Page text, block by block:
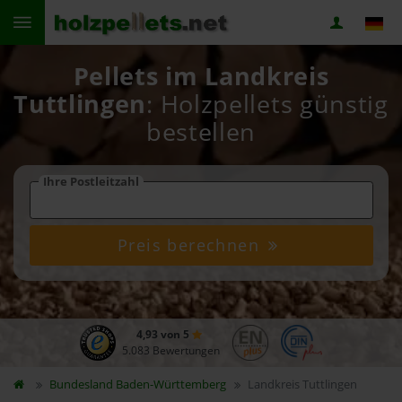
Pellets im Landkreis
Tuttlingen: Holzpellets günstig
bestellen
Ihre Postleitzahl
Preis berechnen
4,93 von 5
5.083 Bewertungen
Bundesland Baden-Württemberg Landkreis Tuttlingen